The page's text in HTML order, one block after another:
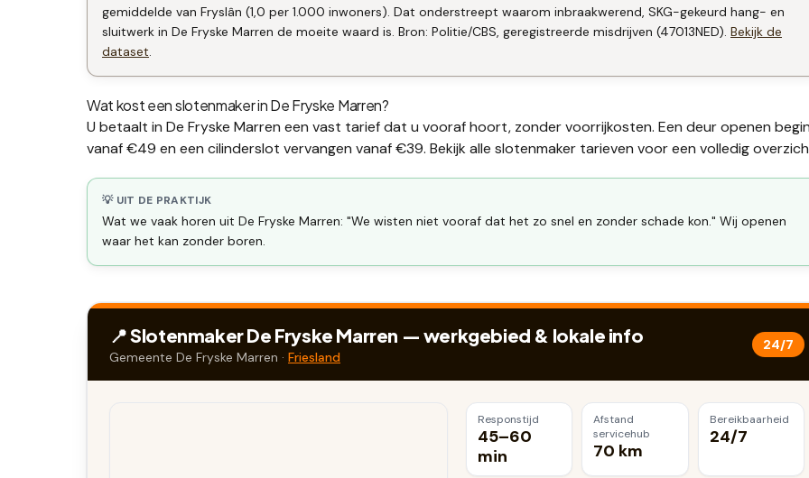
gemiddelde van Fryslân (1,0 per 1.000 inwoners). Dat onderstreept waarom inbraakwerend, SKG-gekeurd hang- en
sluitwerk in De Fryske Marren de moeite waard is. Bron: Politie/CBS, geregistreerde misdrijven (47013NED). Bekijk de
dataset.
Wat kost een slotenmaker inDe Fryske Marren?
U betaalt in De Fryske Marren een vast tarief dat u vooraf hoort, zonder voorrijkosten. Een deur openen
vanaf €49 en een cilinderslot vervangen vanaf €39. Bekijk alle slotenmaker tarieven voor een volledig
💡 UIT DE PRAKTIJK
Wat we vaak horen uit De Fryske Marren: "We wisten niet vooraf dat het zo snel en zonder schade kon." Wij openen
waar het kan zonder boren.
📍 SlotenmakerDe Fryske Marren — werkgebied & lokale info
Gemeente De Fryske Marren · Friesland
24/7
Responstijd
45–60
min
Afstand
servicehub
70 km
Bereikbaarheid
24/7